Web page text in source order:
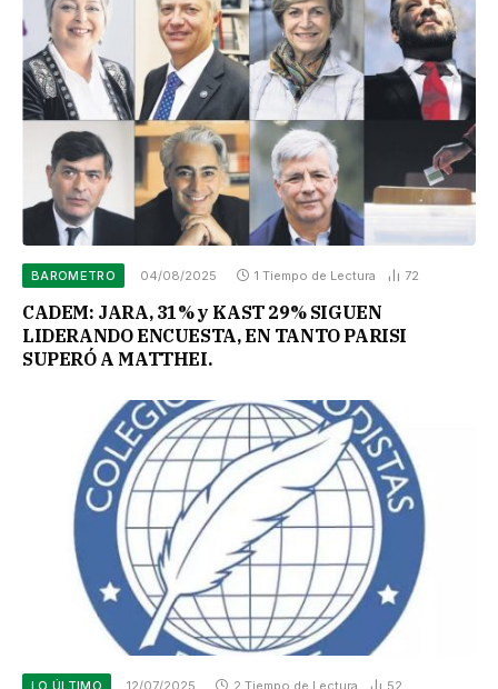
BAROMETRO 04/08/2025 1 Tiempo de Lectura 72
CADEM: JARA, 31% y KAST 29% SIGUEN
LIDERANDO ENCUESTA, EN TANTO PARISI
SUPERÓ A MATTHEI.
LO ÚLTIMO 12/07/2025 2 Tiempo de Lectura 52